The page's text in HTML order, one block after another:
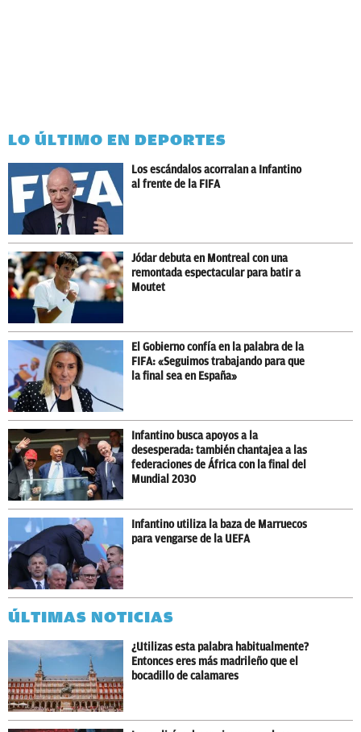
LO ÚLTIMO EN DEPORTES
Los escándalos acorralan a Infantino
al frente de la FIFA
Jódar debuta en Montreal con una
remontada espectacular para batir a
Moutet
El Gobierno confía en la palabra de la
FIFA: «Seguimos trabajando para que
la final sea en España»
Infantino busca apoyos a la
desesperada: también chantajea a las
federaciones de África con la final del
Mundial 2030
Infantino utiliza la baza de Marruecos
para vengarse de la UEFA
ÚLTIMAS NOTICIAS
¿Utilizas esta palabra habitualmente?
Entonces eres más madrileño que el
bocadillo de calamares